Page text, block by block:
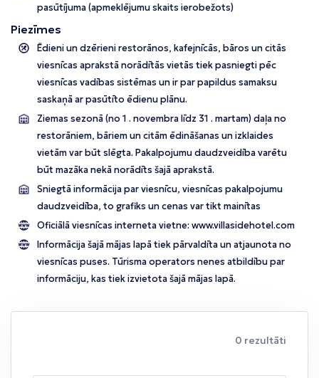
pasūtījuma (apmeklējumu skaits ierobežots)
Piezīmes
Ēdieni un dzērieni restorānos, kafejnīcās, bāros un citās
viesnīcas aprakstā norādītās vietās tiek pasniegti pēc
viesnīcas vadības sistēmas un ir par papildus samaksu
saskaņā ar pasūtīto ēdienu plānu.
Ziemas sezonā (no 1 . novembra līdz 31 . martam) daļa no
restorāniem, bāriem un citām ēdināšanas un izklaides
vietām var būt slēgta. Pakalpojumu daudzveidība varētu
būt mazāka nekā norādīts šajā aprakstā.
Sniegtā informācija par viesnīcu, viesnīcas pakalpojumu
daudzveidība, to grafiks un cenas var tikt mainītas
Oficiālā viesnīcas interneta vietne: www.villasidehotel.com
Informācija šajā mājas lapā tiek pārvaldīta un atjaunota no
viesnīcas puses. Tūrisma operators nenes atbildību par
informāciju, kas tiek izvietota šajā mājas lapā.
0 rezultāti